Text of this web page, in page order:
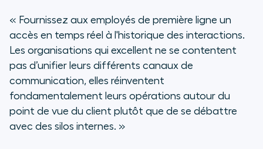
« Fournissez aux employés de première ligne un
accès en temps réel à l'historique des interactions.
Les organisations qui excellent ne se contentent
pas d’unifier leurs différents canaux de
communication, elles réinventent
fondamentalement leurs opérations autour du
point de vue du client plutôt que de se débattre
avec des silos internes. »